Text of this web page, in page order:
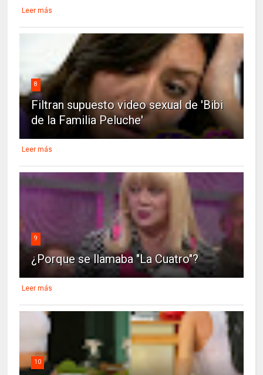
Leer más
8
Filtran supuesto video sexual de 'Bibi
de la Familia Peluche'
Leer más
9
¿Porque se llamaba "La Cuatro"?
Leer más
10